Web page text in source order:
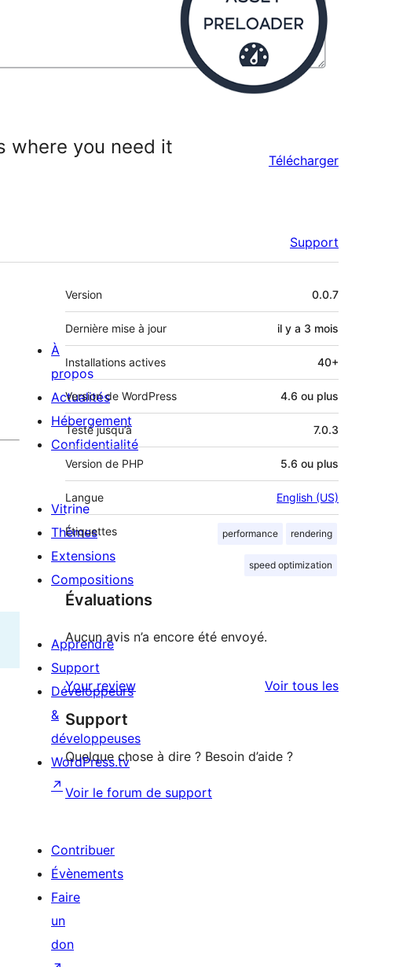
where you need it
Télécharger
Support
Méta
Version 0.0.7
Dernière mise à jour il y a 3 mois
Installations actives 40+
Version de WordPress 4.6 ou plus
Testé jusqu’à 7.0.3
Version de PHP 5.6 ou plus
Langue English (US)
Étiquettes performance rendering
speed optimization
Évaluations
Aucun avis n’a encore été envoyé.
Your review Voir tous lesavis
Support
Quelque chose à dire ? Besoin d’aide ?
Voir le forum de support
À
propos
Actualités
Hébergement
Confidentialité
Vitrine
Thèmes
Extensions
Compositions
Apprendre
Support
Développeurs
&
développeuses
WordPress.tv
↗
Contribuer
Évènements
Faire
un
don